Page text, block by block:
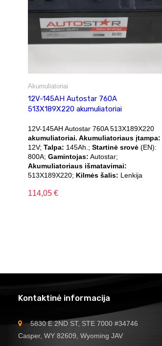
Akumuliatoriai
12V-145AH Autostar 760A
513X189X220 akumuliatoriai
12V-145AH Autostar 760A 513X189X220
akumuliatoriai. Akumuliatoriaus įtampa:
12V; Talpa: 145Ah.; Startinė srovė (EN):
800A; Gamintojas: Autostar;
Akumuliatoriaus išmatavimai:
513X189X220; Kilmės šalis: Lenkija
114,05 €
Kontaktinė informacija
5830 E 2ND ST, STE 7000 #34746
Casper, WY 82609, Wyoming JAV